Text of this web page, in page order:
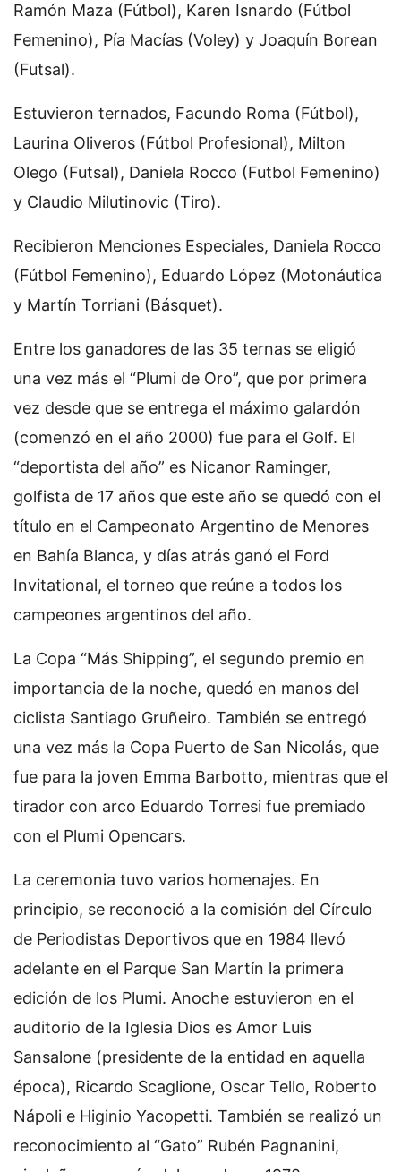
Ramón Maza (Fútbol), Karen Isnardo (Fútbol
Femenino), Pía Macías (Voley) y Joaquín Borean
(Futsal).
Estuvieron ternados, Facundo Roma (Fútbol),
Laurina Oliveros (Fútbol Profesional), Milton
Olego (Futsal), Daniela Rocco (Futbol Femenino)
y Claudio Milutinovic (Tiro).
Recibieron Menciones Especiales, Daniela Rocco
(Fútbol Femenino), Eduardo López (Motonáutica
y Martín Torriani (Básquet).
Entre los ganadores de las 35 ternas se eligió
una vez más el “Plumi de Oro”, que por primera
vez desde que se entrega el máximo galardón
(comenzó en el año 2000) fue para el Golf. El
“deportista del año” es Nicanor Raminger,
golfista de 17 años que este año se quedó con el
título en el Campeonato Argentino de Menores
en Bahía Blanca, y días atrás ganó el Ford
Invitational, el torneo que reúne a todos los
campeones argentinos del año.
La Copa “Más Shipping”, el segundo premio en
importancia de la noche, quedó en manos del
ciclista Santiago Gruñeiro. También se entregó
una vez más la Copa Puerto de San Nicolás, que
fue para la joven Emma Barbotto, mientras que el
tirador con arco Eduardo Torresi fue premiado
con el Plumi Opencars.
La ceremonia tuvo varios homenajes. En
principio, se reconoció a la comisión del Círculo
de Periodistas Deportivos que en 1984 llevó
adelante en el Parque San Martín la primera
edición de los Plumi. Anoche estuvieron en el
auditorio de la Iglesia Dios es Amor Luis
Sansalone (presidente de la entidad en aquella
época), Ricardo Scaglione, Oscar Tello, Roberto
Nápoli e Higinio Yacopetti. También se realizó un
reconocimiento al “Gato” Rubén Pagnanini,